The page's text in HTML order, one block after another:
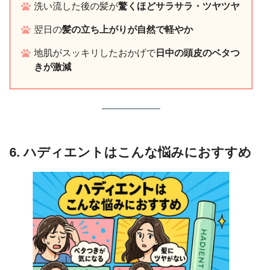
洗い流した後の髪が驚くほどサラサラ・ツヤツヤ
翌日の髪の立ち上がりが自然で軽やか
地肌がスッキリしたおかげで 日中の頭皮のベタつ
きが激減
6. ハディエントはこんな悩みにおすすめ